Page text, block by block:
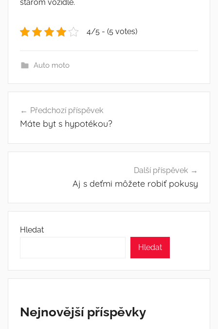
starom vozidle.
4/5 - (5 votes)
Auto moto
pro Předchozí příspěvek
Máte byt s hypotékou?
Další příspěvek
Aj s deťmi môžete robiť pokusy
Hledat
Hledat
Nejnovější příspěvky